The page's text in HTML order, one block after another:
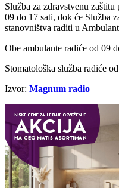
Služba za zdravstvenu
09 do 17 sati, dok će Služba
stanovništva raditi u
Obe ambulante radiće od 09
Stomatološka služba radiće
Izvor: Magnum radio